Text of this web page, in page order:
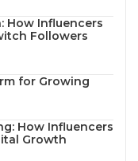
How Influencers
Followers
for Growing
How Influencers
Growth